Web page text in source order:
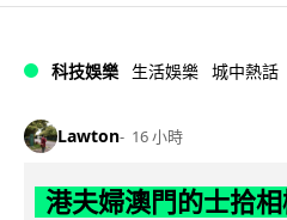
科技娛樂 生活娛樂 城中熱話
Lawton 16 小時
港夫婦澳門的士拾